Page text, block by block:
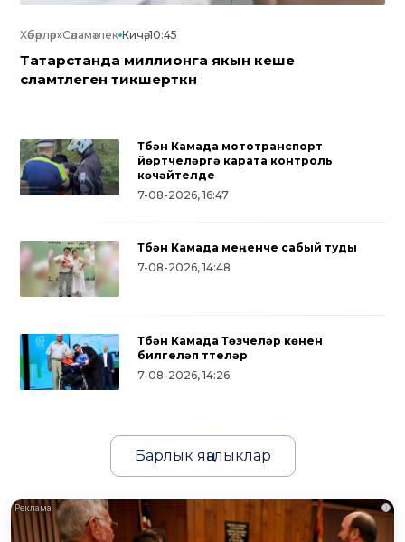
Хәбәрләр»Сәламәтлек Кичә, 10:45
Татарстанда миллионга якын кеше
сәламәтлеген тикшерткән
Түбән Камада мототранспорт
йөртүчеләргә карата контроль
көчәйтелде
7-08-2026, 16:47
Түбән Камада меңенче сабый туды
7-08-2026, 14:48
Түбән Камада Төзүчеләр көнен
билгеләп үттеләр
7-08-2026, 14:26
Барлык яңалыклар
i